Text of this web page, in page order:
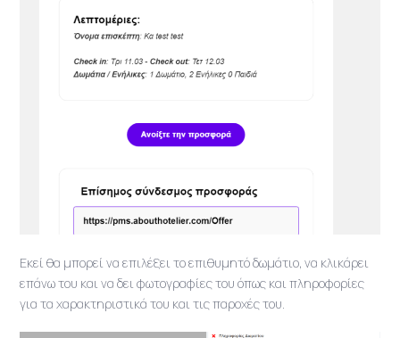
Εκεί θα μπορεί να επιλέξει το επιθυμητό δωμάτιο, να κλικάρει
επάνω του και να δει φωτογραφίες του όπως και πληροφορίες
για τα χαρακτηριστικά του και τις παροχές του.